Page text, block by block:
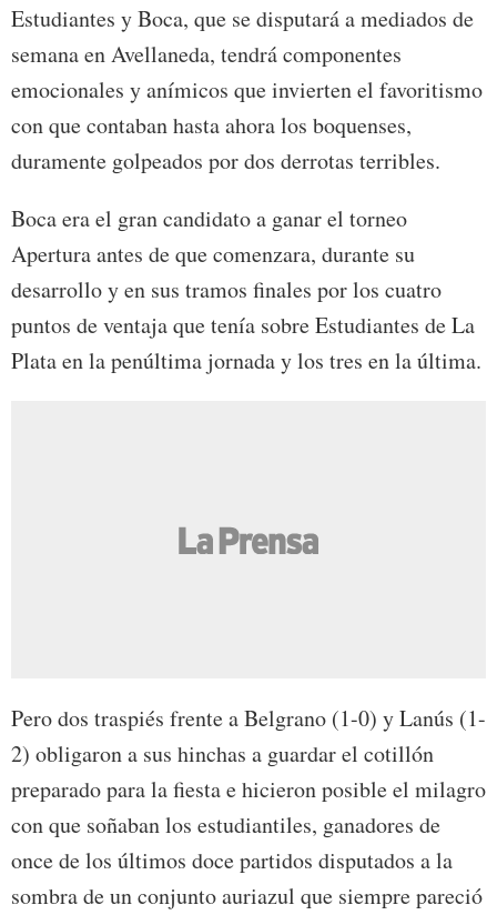
Estudiantes y Boca, que se disputará a mediados de
semana en Avellaneda, tendrá componentes
emocionales y anímicos que invierten el favoritismo
con que contaban hasta ahora los boquenses,
duramente golpeados por dos derrotas terribles.
Boca era el gran candidato a ganar el torneo
Apertura antes de que comenzara, durante su
desarrollo y en sus tramos finales por los cuatro
puntos de ventaja que tenía sobre Estudiantes de La
Plata en la penúltima jornada y los tres en la última.
Pero dos traspiés frente a Belgrano (1-0) y Lanús (1-
2) obligaron a sus hinchas a guardar el cotillón
preparado para la fiesta e hicieron posible el milagro
con que soñaban los estudiantiles, ganadores de
once de los últimos doce partidos disputados a la
sombra de un conjunto auriazul que siempre pareció